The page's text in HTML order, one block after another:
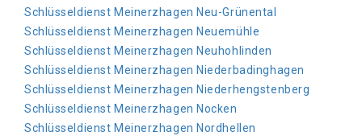
Schlüsseldienst Meinerzhagen Neu-Grünental
Schlüsseldienst Meinerzhagen Neuemühle
Schlüsseldienst Meinerzhagen Neuhohlinden
Schlüsseldienst Meinerzhagen Niederbadinghagen
Schlüsseldienst Meinerzhagen Niederhengstenberg
Schlüsseldienst Meinerzhagen Nocken
Schlüsseldienst Meinerzhagen Nordhellen